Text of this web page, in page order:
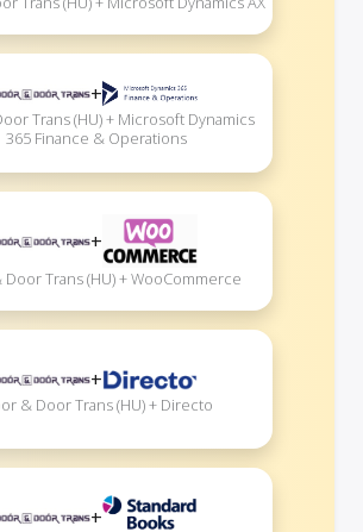
+
Trans (HU) + Microsoft Dynamics
365 Finance & Operations
+
Trans (HU) + WooCommerce
+
& Door Trans (HU) + Directo
+